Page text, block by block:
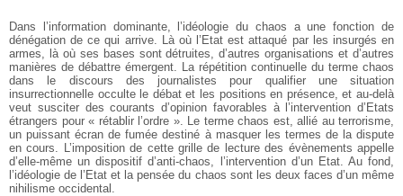
Dans l’information dominante, l’idéologie du chaos a une fonction de
dénégation de ce qui arrive. Là où l’Etat est attaqué par les insurgés en
armes, là où ses bases sont détruites, d’autres organisations et d’autres
manières de débattre émergent. La répétition continuelle du terme chaos
dans le discours des journalistes pour qualifier une situation
insurrectionnelle occulte le débat et les positions en présence, et au-delà
veut susciter des courants d’opinion favorables à l’intervention d’Etats
étrangers pour « rétablir l’ordre ». Le terme chaos est, allié au terrorisme,
un puissant écran de fumée destiné à masquer les termes de la dispute
en cours. L’imposition de cette grille de lecture des évènements appelle
d’elle-même un dispositif d’anti-chaos, l’intervention d’un Etat. Au fond,
l’idéologie de l’Etat et la pensée du chaos sont les deux faces d’un même
nihilisme occidental.